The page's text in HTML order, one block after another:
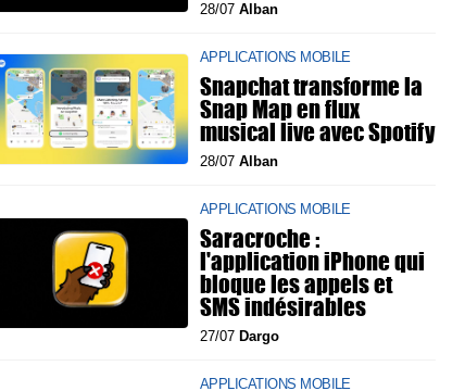
28/07 Alban
APPLICATIONS MOBILE
Snapchat transforme la
Snap Map en flux
musical live avec Spotify
28/07 Alban
APPLICATIONS MOBILE
Saracroche :
l'application iPhone qui
bloque les appels et
SMS indésirables
27/07 Dargo
APPLICATIONS MOBILE